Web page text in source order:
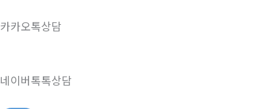
카카오톡상담
네이버톡톡상담